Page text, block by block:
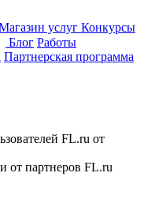
услуг Конкурсы
Блог Работы
Партнерская программа
FL.ru от
от партнеров FL.ru